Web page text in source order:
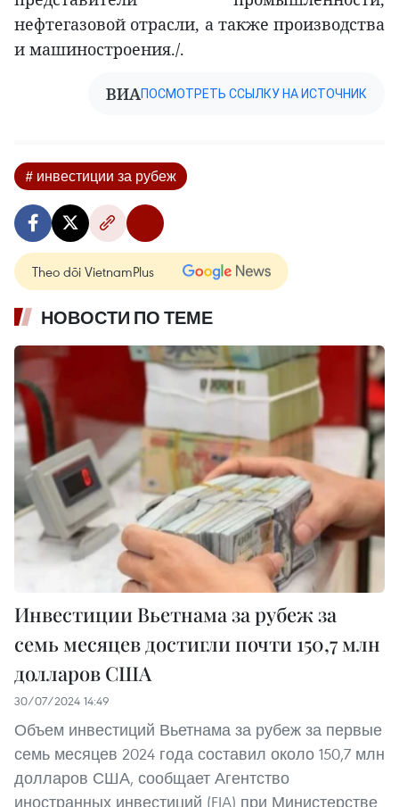
нефтегазовой отрасли, а также производства
и машиностроения./.
ВИАПОСМОТРЕТЬ ССЫЛКУ НА ИСТОЧНИК
# инвестиции за рубеж
Theo dõi VietnamPlus
НОВОСТИ ПО ТЕМЕ
Инвестиции Вьетнама за рубеж за
семь месяцев достигли почти 150,7 млн
долларов США
30/07/2024 14:49
Объем инвестиций Вьетнама за рубеж за первые
семь месяцев 2024 года составил около 150,7 млн
долларов США, сообщает Агентство
иностранных инвестиций (FIA) при Министерстве